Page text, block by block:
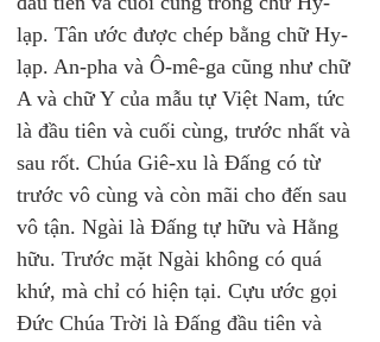
lạp. Tân ước được chép bằng chữ Hy-
lạp. An-pha và Ô-mê-ga cũng như chữ
A và chữ Y của mẫu tự Việt Nam, tức
là đầu tiên và cuối cùng, trước nhất và
sau rốt. Chúa Giê-xu là Đấng có từ
trước vô cùng và còn mãi cho đến sau
vô tận. Ngài là Đấng tự hữu và Hằng
hữu. Trước mặt Ngài không có quá
khứ, mà chỉ có hiện tại. Cựu ước gọi
Đức Chúa Trời là Đấng đầu tiên và